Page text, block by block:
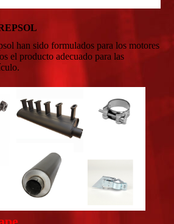
han sido formulados para los motores
el producto adecuado para las